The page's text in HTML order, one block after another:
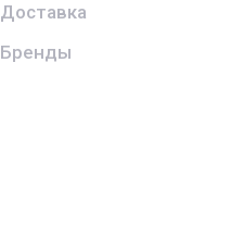
Доставка
Бренды